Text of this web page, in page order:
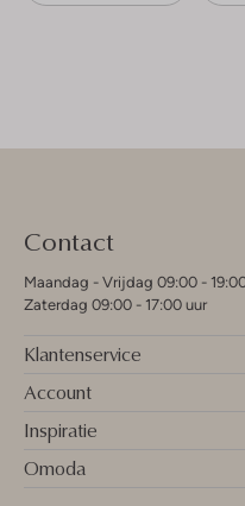
Contact
Maandag - Vrijdag 09:00 -
Zaterdag 09:00 - 17:00 uur
Klantenservice
Account
Inspiratie
Omoda